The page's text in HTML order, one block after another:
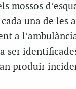
mossos
una de les
a
ser
produir